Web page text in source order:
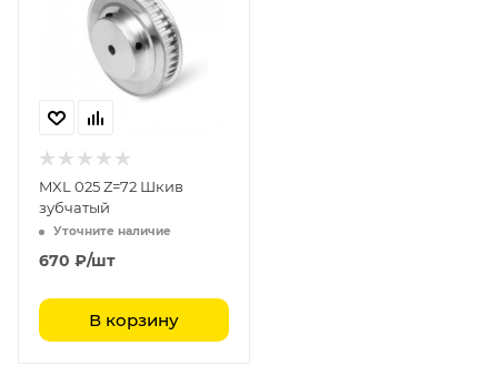
MXL 025 Z=72 Шкив
зубчатый
Уточните наличие
670 ₽/шт
В корзину